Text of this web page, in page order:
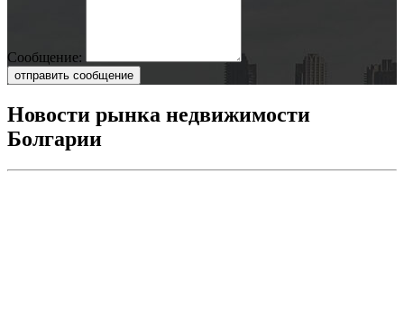
Сообщение:
отправить сообщение
Новости рынка недвижимости
Болгарии